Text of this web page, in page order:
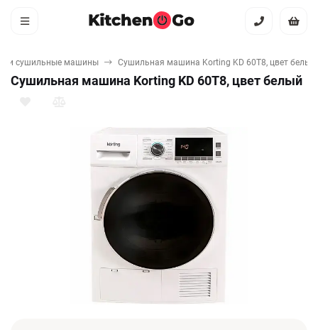
и сушильные машины Сушильная машина Korting KD 60T8, цвет белый
Сушильная машина Korting KD 60T8, цвет белый